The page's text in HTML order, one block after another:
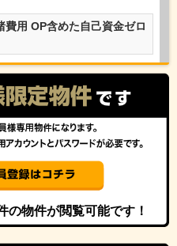
用 OP含めた自己資金ゼロ
の物件が閲覧可能です！